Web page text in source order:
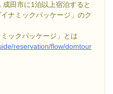
田市に1泊以上宿泊すると
ナミックパッケージ」のク
ックパッケージ」とは
reservation/flow/domtour